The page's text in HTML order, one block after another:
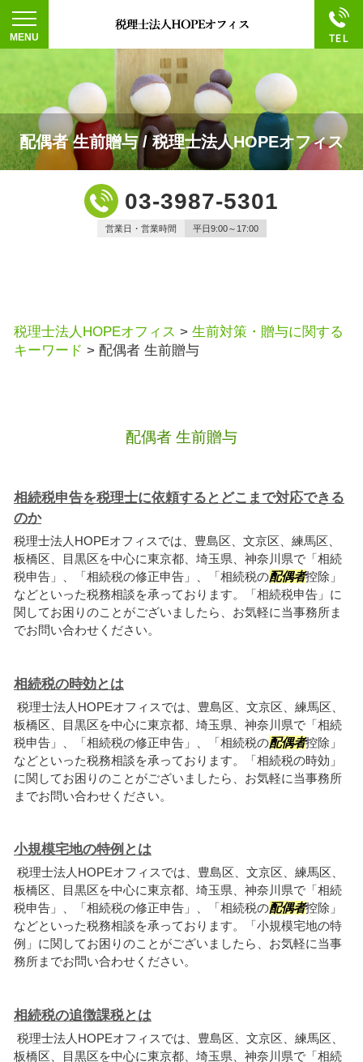
配偶者 生前贈与 / 税理士法人HOPEオフィス
03-3987-5301
営業日・営業時間 平日9:00～17:00
税理士法人HOPEオフィス > 生前対策・贈与に関する
キーワード > 配偶者 生前贈与
配偶者 生前贈与
相続税申告を税理士に依頼するとどこまで対応できる
のか
税理士法人HOPEオフィスでは、豊島区、文京区、練馬区、
板橋区、目黒区を中心に東京都、埼玉県、神奈川県で「相続
税申告」、「相続税の修正申告」、「相続税の配偶者控除」
などといった税務相談を承っております。「相続税申告」に
関してお困りのことがございましたら、お気軽に当事務所ま
でお問い合わせください。
相続税の時効とは
税理士法人HOPEオフィスでは、豊島区、文京区、練馬区、
板橋区、目黒区を中心に東京都、埼玉県、神奈川県で「相続
税申告」、「相続税の修正申告」、「相続税の配偶者控除」
などといった税務相談を承っております。「相続税の時効」
に関してお困りのことがございましたら、お気軽に当事務所
までお問い合わせください。
小規模宅地の特例とは
税理士法人HOPEオフィスでは、豊島区、文京区、練馬区、
板橋区、目黒区を中心に東京都、埼玉県、神奈川県で「相続
税申告」、「相続税の修正申告」、「相続税の配偶者控除」
などといった税務相談を承っております。「小規模宅地の特
例」に関してお困りのことがございましたら、お気軽に当事
務所までお問い合わせください。
相続税の追徴課税とは
税理士法人HOPEオフィスでは、豊島区、文京区、練馬区、
板橋区、目黒区を中心に東京都、埼玉県、神奈川県で「相続